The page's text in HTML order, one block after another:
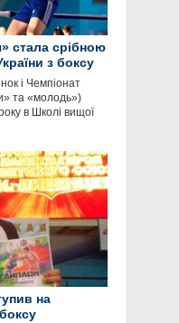
стала срібною
з боксу
і Чемпіонат
та «молодь»)
в Школі вищої
на